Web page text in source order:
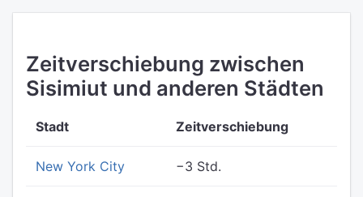
Zeitverschiebung zwischen
Sisimiut und anderen Städten
Stadt Zeitverschiebung
New York City −3 Std.